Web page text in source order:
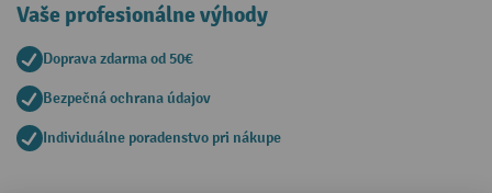
Vaše profesionálne výhody
Doprava zdarma od 50€
Bezpečná ochrana údajov
Individuálne poradenstvo pri nákupe